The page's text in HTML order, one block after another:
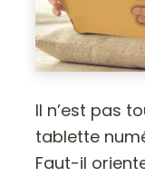
Il n’est pas
tablette
Faut-il